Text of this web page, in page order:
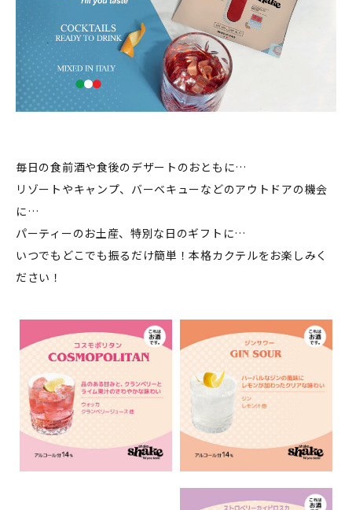
毎日の食前酒や食後のデザートのおともに…
リゾートやキャンプ、バーベキューなどのアウトドアの機会
に…
パーティーのお土産、特別な日のギフトに…
いつでもどこでも振るだけ簡単！本格カクテルをお楽しみく
ださい！